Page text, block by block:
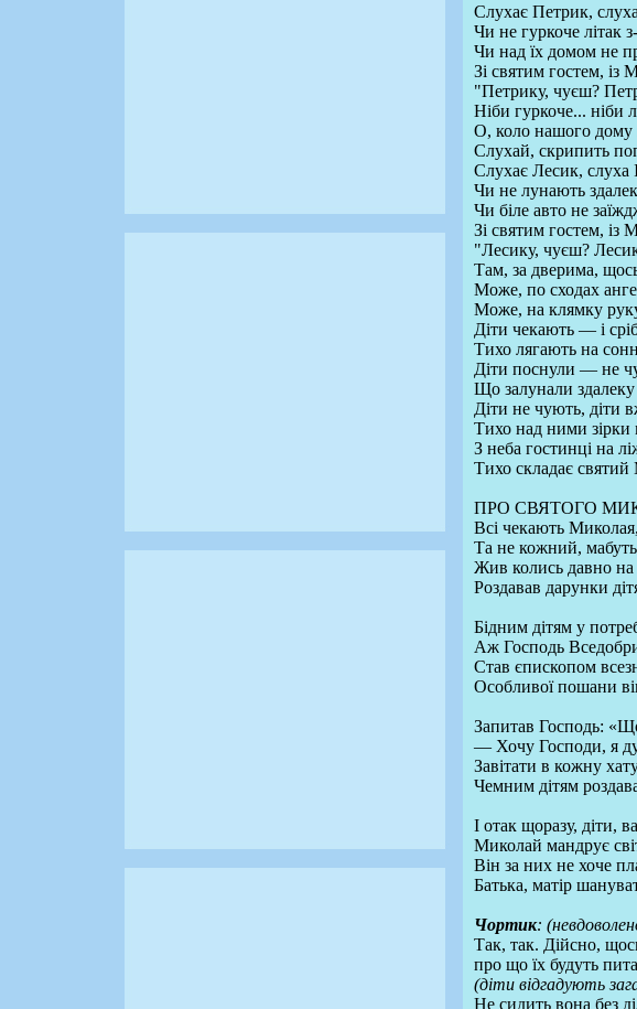
Слухає Петрик,
Чи не гуркоче літак
Чи над їх домом не
Зі святим гостем, із
"Петрику, чуєш?
Ніби гуркоче... ніби
О, коло нашого дому
Слухай, скрипить
Слухає Лесик, слуха
Чи не лунають
Чи біле авто не
Зі святим гостем, із
"Лесику, чуєш?
Там, за дверима,
Може, по сходах
Може, на клямку
Діти чекають — і
Тихо лягають на
Діти поснули — не
Що залунали здалеку
Діти не чують, діти
Тихо над ними зірки
З неба гостинці на
Тихо складає
ПРО СВЯТОГО
Всі чекають
Та не кожний,
Жив колись давно на
Роздавав дарунки
Бідним дітям у
Аж Господь
Став єпископом
Особливої пошани
Запитав Господь:
— Хочу Господи, я
Завітати в кожну
Чемним дітям
І отак щоразу, діти,
Миколай мандрує
Він за них не хоче
Батька, матір
Чортик:
Так, так. Дійсно,
про що їх будуть
(діти відгадують
Не сидить вона без